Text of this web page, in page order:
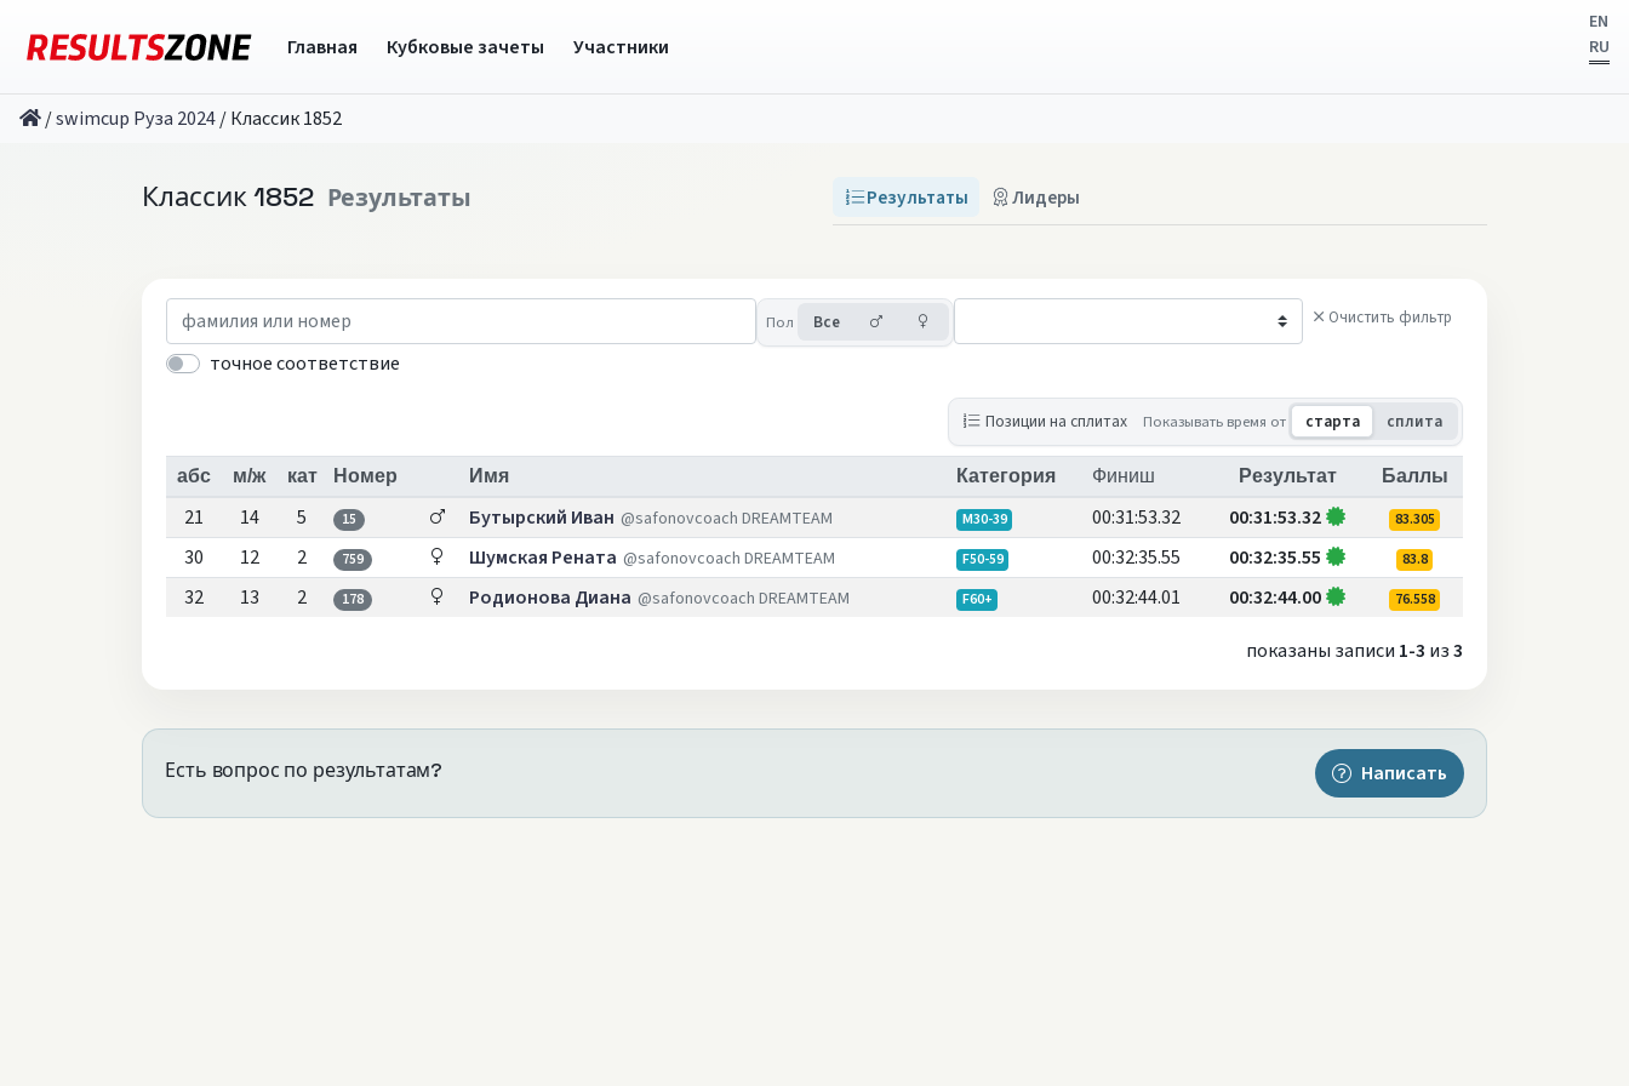
Главная Кубковые зачеты Участники
EN
RU
/swimcup Руза 2024/Классик 1852
Классик 1852 Результаты Результаты Лидеры
точное соответствие
Пол Все Мужчины Очистить фильтр
Позиции на сплитах Показывать время от старта сплита
абс м/ж кат Номер Имя Категория Финиш Результат Баллы
21 14 5 15 Бутырский Иван @safonovcoach DREAMTEAM M30-39 00:31:53.32 00:31:53.32 83.305
30 12 2 759 Шумская Рената @safonovcoach DREAMTEAM F50-59 00:32:35.55 00:32:35.55 83.8
32 13 2 178 Родионова Диана @safonovcoach DREAMTEAM F60+ 00:32:44.01 00:32:44.00 76.558
показаны записи 1-3 из3
Есть вопрос по результатам? Написать